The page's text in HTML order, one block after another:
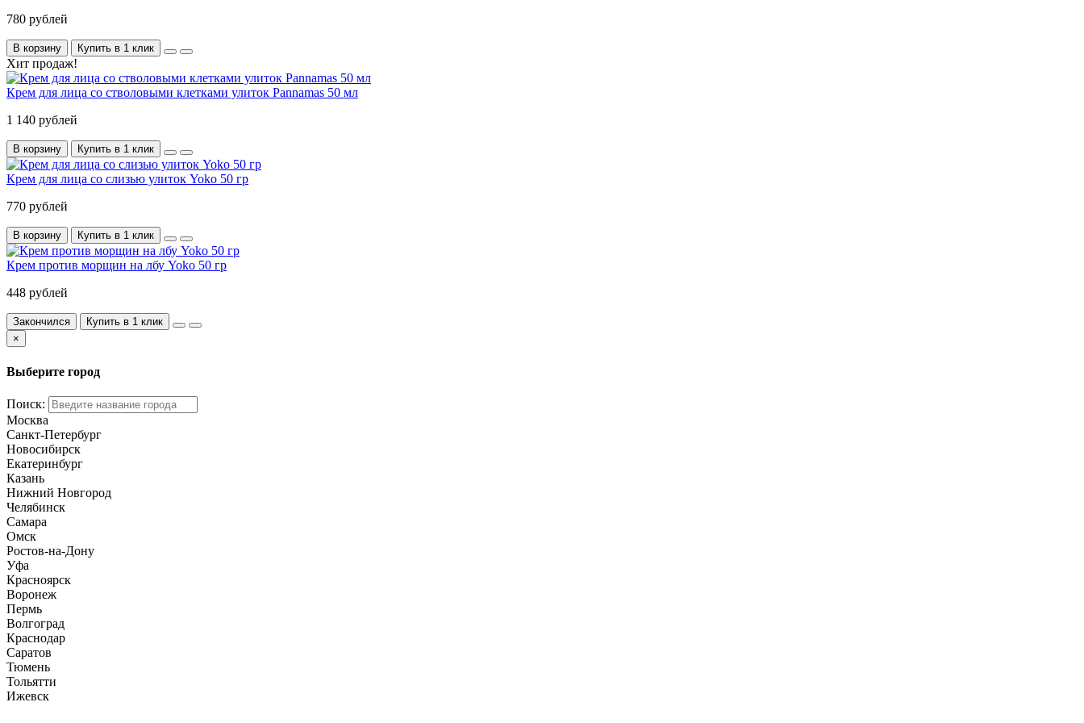
780 рублей
В корзину Купить в 1 клик
Хит продаж!
Крем для лица со стволовыми клетками улиток Pannamas 50 мл
1 140 рублей
В корзину Купить в 1 клик
Крем для лица со слизью улиток Yoko 50 гр
770 рублей
В корзину Купить в 1 клик
Крем против морщин на лбу Yoko 50 гр
448 рублей
Закончился
Купить в 1 клик
×
Выберите город
Поиск:
Москва
Санкт-Петербург
Новосибирск
Екатеринбург
Казань
Нижний Новгород
Челябинск
Самара
Омск
Ростов-на-Дону
Уфа
Красноярск
Воронеж
Пермь
Волгоград
Краснодар
Саратов
Тюмень
Тольятти
Ижевск